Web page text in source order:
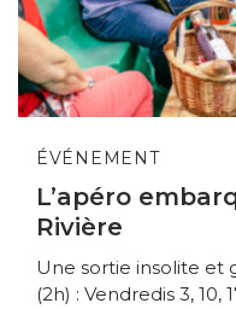
ÉVÉNEMENT
L’apéro
Rivière
Une sortie insolite et
(2h) : Vendredis 3, 10,